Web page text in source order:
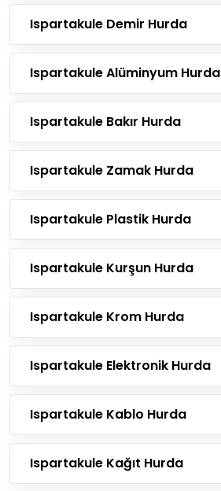
Ispartakule Demir Hurda
Ispartakule Alüminyum Hurda
Ispartakule Bakır Hurda
Ispartakule Zamak Hurda
Ispartakule Plastik Hurda
Ispartakule Kurşun Hurda
Ispartakule Krom Hurda
Ispartakule Elektronik Hurda
Ispartakule Kablo Hurda
Ispartakule Kağıt Hurda